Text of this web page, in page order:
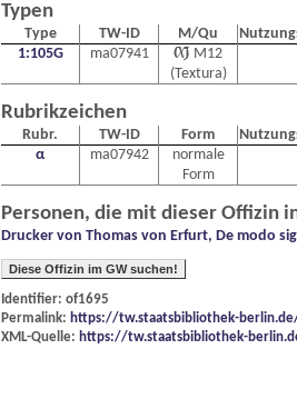
Typen
Type TW-ID M/Qu
1:105G
ma07941  M12
(Textura)
Rubrikzeichen
Rubr. TW-ID Form
α
ma07942
normale
Form
Personen, die mit dieser Offizin
Drucker von Thomas von Erfurt, De modo
Diese Offizin im GW suchen!
Identifier: of1695
Permalink: https://tw.staatsbibliothek-
XML-Quelle: https://tw.staatsbibliothek-